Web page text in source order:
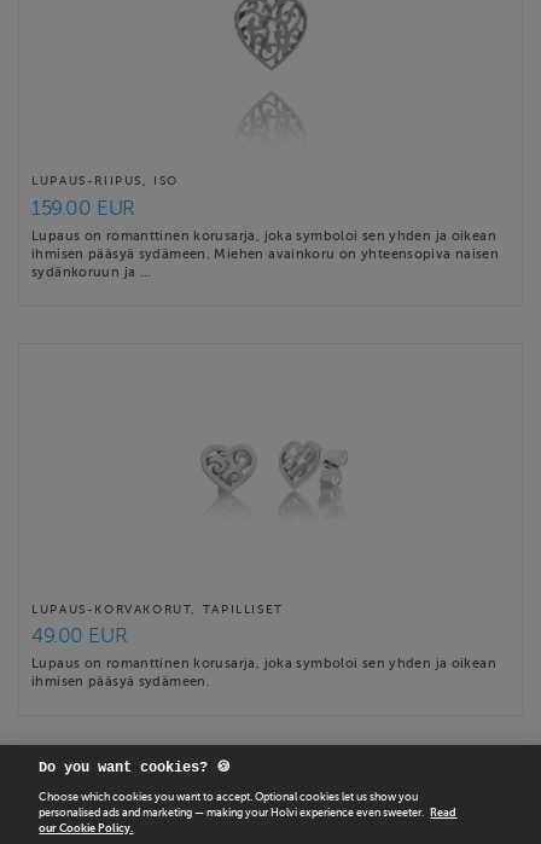
LUPAUS-RIIPUS, ISO
159.00 EUR
Lupaus on romanttinen korusarja, joka symboloi sen yhden ja oikean
ihmisen pääsyä sydämeen. Miehen avainkoru on yhteensopiva naisen
sydänkoruun ja …
LUPAUS-KORVAKORUT, TAPILLISET
49.00 EUR
Lupaus on romanttinen korusarja, joka symboloi sen yhden ja oikean
ihmisen pääsyä sydämeen.
CREATEYOUR OWN HOLVI ONLINE STORE IN MINUTES.
Do you want cookies? 🍪
Choose which cookies you want to accept. Optional cookies let us show you
personalised ads and marketing — making your Holvi experience even sweeter.
Read
our Cookie Policy.